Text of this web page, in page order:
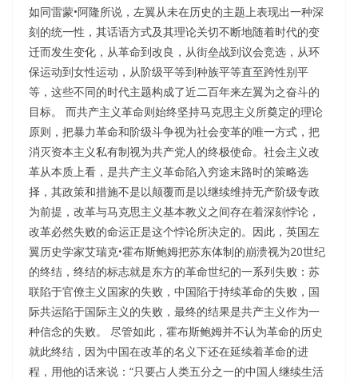
如同雷蒙•阿隆所说，左翼从未在历史的主题上表现出一种深
刻的统一性，其话语方式及其理论关切不断地随着时代的变
迁而发生变化，从革命到改良，从街垒战到议会竞选，从环
保运动到女性运动，从阶级平等到种族平等直至跨性别平
等，这些不同的时代主题构成了近二百年来左翼为之奋斗的
目标。 而共产主义革命则始终坚持马克思主义所奠定的理论
原则，把暴力革命和阶级斗争视为社会变革的唯一方式，把
消灭资本主义私有制视为共产党人的终极使命。社会主义改
革从本质上看，是共产主义革命陷入穷途末路时的策略选
择，其政策和措施不是以颠覆而是以继续维持无产阶级专政
为前提，改革与马克思主义基本教义之间存在着深刻悖论，
改革必然失败的命运正是这个悖论所决定的。因此，英国左
翼历史学家艾瑞克•霍布斯鲍姆把苏东体制的崩溃视为20世纪
的终结，终结的标志就是东方的革命世纪的一系列失败：苏
联陷于官僚主义国家的失败，中国陷于持续革命的失败，国
际共运陷于国际主义的失败，最终的结果是共产主义作为一
种信念的失败。 尽管如此，霍布斯鲍姆并不认为革命的历史
就此终结，因为中国在改革的名义下还在延续着革命的进
程，用他的话来说：“只要占人类五分之一的中国人继续生活